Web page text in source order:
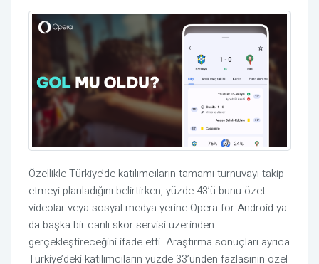
Özellikle Türkiye’de katılımcıların tamamı turnuvayı takip
etmeyi planladığını belirtirken, yüzde 43’ü bunu özet
videolar veya sosyal medya yerine Opera for Android ya
da başka bir canlı skor servisi üzerinden
gerçekleştireceğini ifade etti. Araştırma sonuçları ayrıca
Türkiye’deki katılımcıların yüzde 33’ünden fazlasının özel